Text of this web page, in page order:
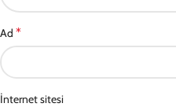
Ad *
İnternet sitesi